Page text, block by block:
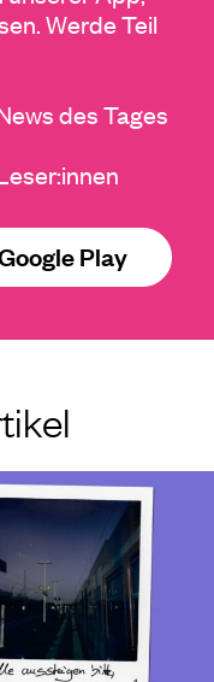
Werde Teil
des Tages
Play